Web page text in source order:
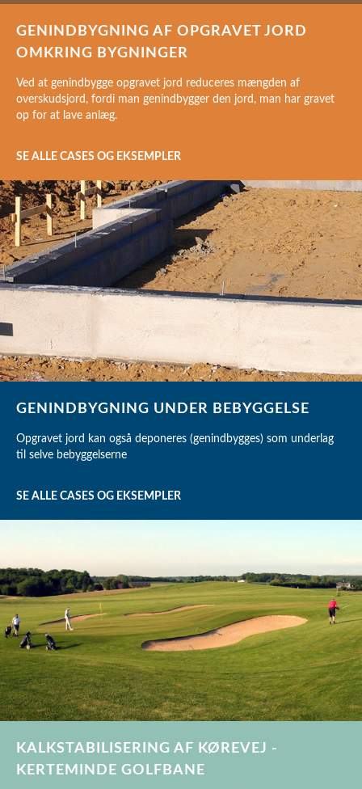
GENINDBYGNING AF OPGRAVET JORD
OMKRING BYGNINGER
Ved at genindbygge opgravet jord reduceres mængden af
overskudsjord, fordi man genindbygger den jord, man har gravet
op for at lave anlæg.
SE ALLE CASES OG EKSEMPLER
GENINDBYGNING UNDER BEBYGGELSE
Opgravet jord kan også deponeres (genindbygges) som underlag
til selve bebyggelserne
SE ALLE CASES OG EKSEMPLER
KALKSTABILISERING AF KØREVEJ -
KERTEMINDE GOLFBANE